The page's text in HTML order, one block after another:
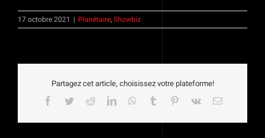
17 octobre 2021 | Planétaire,Showbiz
Partagez cet article, choisissez votre plateforme!
Facebook
TwitterRedditLinkedInWhatsApp
Tumblr Pinterest
Vk Email